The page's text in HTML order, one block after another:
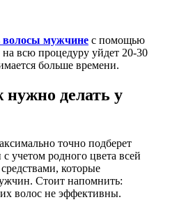
волосы мужчине с помощью
всю процедуру уйдет 20-30
больше времени.
делать у
точно подберет
учетом родного цвета всей
которые
Стоит напомнить:
волос не эффективны.